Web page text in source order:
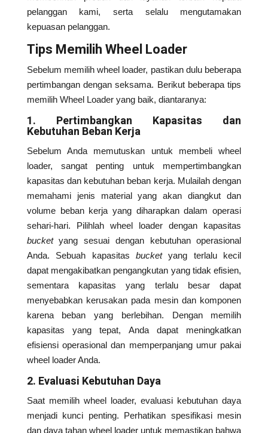
pelanggan kami, serta selalu mengutamakan
kepuasan pelanggan.
Tips Memilih Wheel Loader
Sebelum memilih wheel loader, pastikan dulu beberapa
pertimbangan dengan seksama. Berikut beberapa tips
memilih Wheel Loader yang baik, diantaranya:
1. Pertimbangkan Kapasitas dan
Kebutuhan Beban Kerja
Sebelum Anda memutuskan untuk membeli wheel
loader, sangat penting untuk mempertimbangkan
kapasitas dan kebutuhan beban kerja. Mulailah dengan
memahami jenis material yang akan diangkut dan
volume beban kerja yang diharapkan dalam operasi
sehari-hari. Pilihlah wheel loader dengan kapasitas
bucketyang sesuai dengan kebutuhan operasional
Anda. Sebuah kapasitas bucketyang terlalu kecil
dapat mengakibatkan pengangkutan yang tidak efisien,
sementara kapasitas yang terlalu besar dapat
menyebabkan kerusakan pada mesin dan komponen
karena beban yang berlebihan. Dengan memilih
kapasitas yang tepat, Anda dapat meningkatkan
efisiensi operasional dan memperpanjang umur pakai
wheel loader Anda.
2. Evaluasi Kebutuhan Daya
Saat memilih wheel loader, evaluasi kebutuhan daya
menjadi kunci penting. Perhatikan spesifikasi mesin
dan daya tahan wheel loader untuk memastikan bahwa